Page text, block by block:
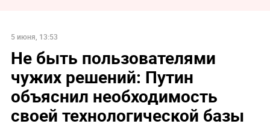
5 июня, 13:53
Не быть пользователями
чужих решений: Путин
объяснил необходимость
своей технологической базы